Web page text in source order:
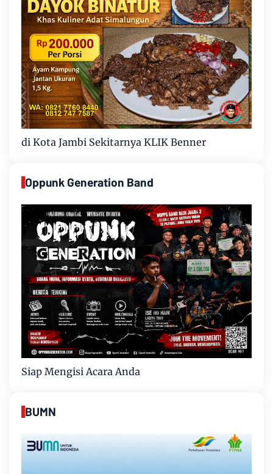
di Kota Jambi Sekitarnya KLIK Benner
Oppunk Generation Band
Siap Mengisi Acara Anda
BUMN